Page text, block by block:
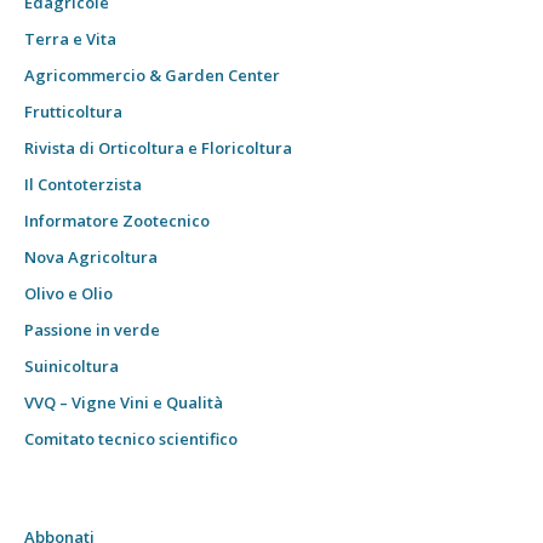
Terra e Vita
Agricommercio & Garden Center
Frutticoltura
Rivista di Orticoltura e Floricoltura
Il Contoterzista
Informatore Zootecnico
Nova Agricoltura
Olivo e Olio
Passione in verde
Suinicoltura
VVQ – Vigne Vini e Qualità
Comitato tecnico scientifico
Abbonati